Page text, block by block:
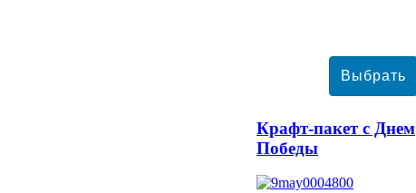
Крафт-пакет с Днем
Победы